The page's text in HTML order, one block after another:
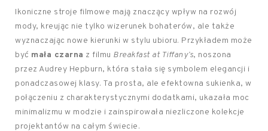
Ikoniczne stroje filmowe mają znaczący wpływ na rozwój
mody, kreując nie tylko wizerunek bohaterów, ale także
wyznaczając nowe kierunki w stylu ubioru. Przykładem może
być mała czarna z filmu Breakfast at Tiffany’s, noszona
przez Audrey Hepburn, która stała się symbolem elegancji i
ponadczasowej klasy. Ta prosta, ale efektowna sukienka, w
połączeniu z charakterystycznymi dodatkami, ukazała moc
minimalizmu w modzie i zainspirowała niezliczone kolekcje
projektantów na całym świecie.